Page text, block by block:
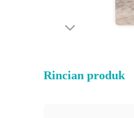
Rincian produk